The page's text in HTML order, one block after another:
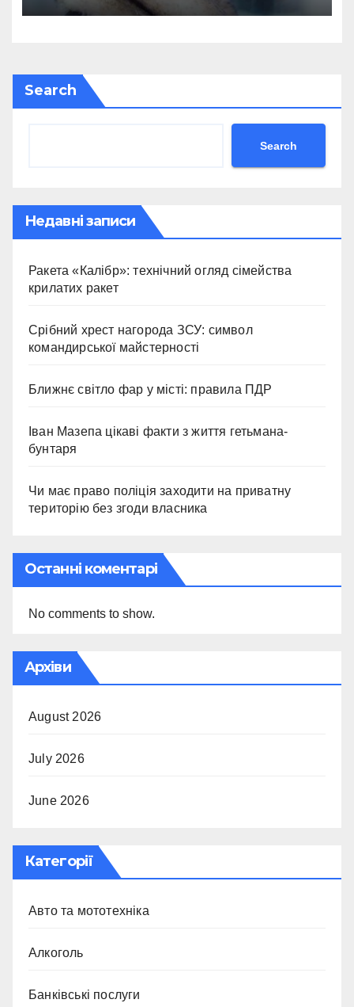
Search
Search
Недавні записи
Ракета «Калібр»: технічний огляд сімейства
крилатих ракет
Срібний хрест нагорода ЗСУ: символ
командирської майстерності
Ближнє світло фар у місті: правила ПДР
Іван Мазепа цікаві факти з життя гетьмана-
бунтаря
Чи має право поліція заходити на приватну
територію без згоди власника
Останні коментарі
No comments to show.
Архіви
August 2026
July 2026
June 2026
Категорії
Авто та мототехніка
Алкоголь
Банківські послуги